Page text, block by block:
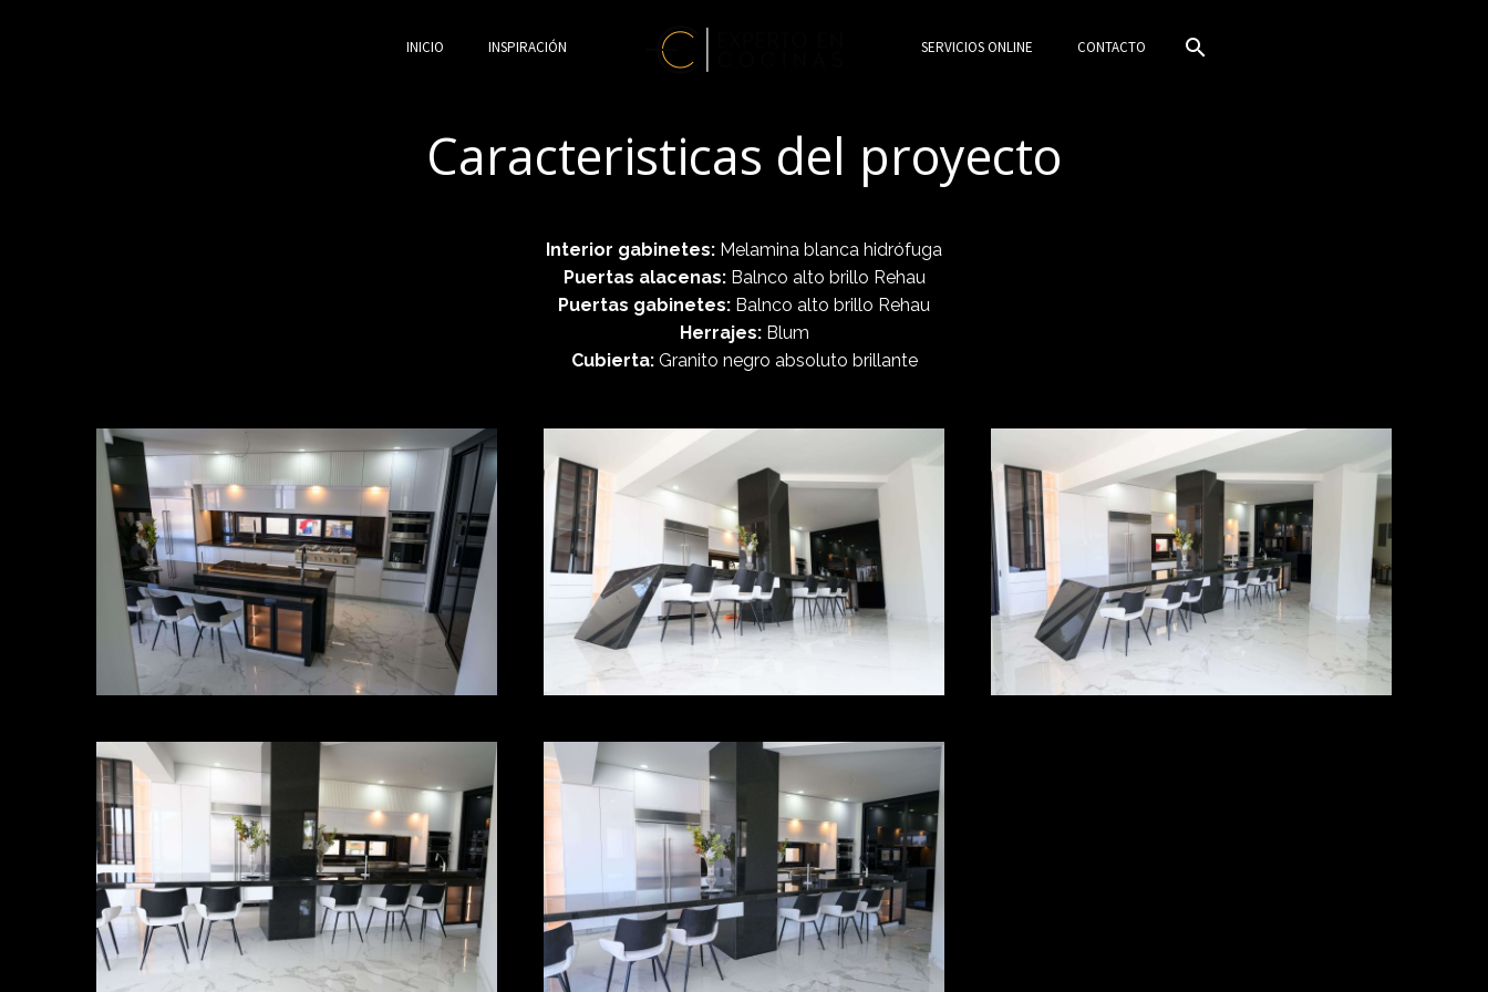
INICIO INSPIRACIÓN SERVICIOS ONLINE CONTACTO
Caracteristicas del proyecto
Interior gabinetes: Melamina blanca hidrófuga
Puertas alacenas:Balnco alto brillo Rehau
Puertas gabinetes: Balnco alto brillo Rehau
Herrajes:Blum
Cubierta:Granito negro absoluto brillante